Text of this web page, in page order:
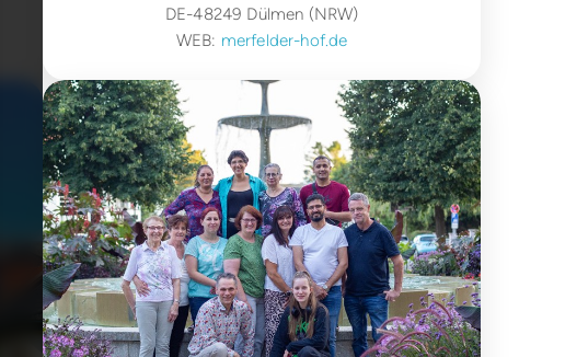
DE-48249 Dülmen (NRW)
WEB: merfelder-hof.de